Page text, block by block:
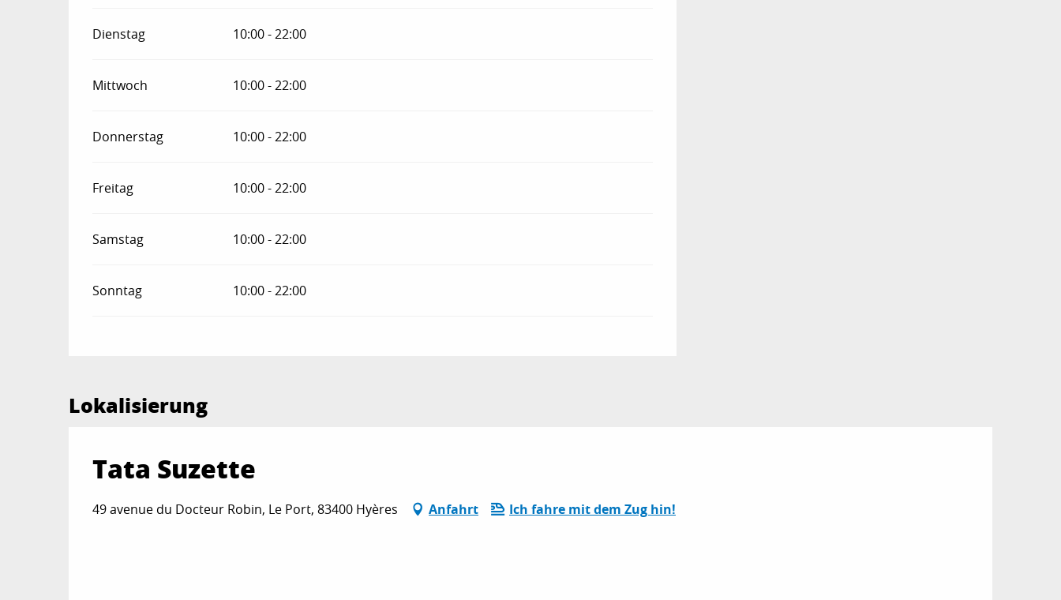
Dienstag 10:00 - 22:00
Mittwoch 10:00 - 22:00
Donnerstag 10:00 - 22:00
Freitag 10:00 - 22:00
Samstag 10:00 - 22:00
Sonntag 10:00 - 22:00
Lokalisierung
Tata Suzette
49 avenue du Docteur Robin, Le Port, 83400 Hyères Anfahrt Ich fahre mit dem Zug hin!